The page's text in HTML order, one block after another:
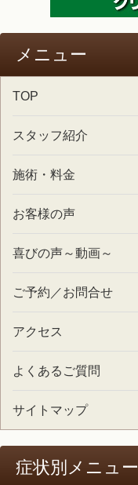
メニュー
TOP
スタッフ紹介
施術・料金
お客様の声
喜びの声～動画～
ご予約／お問合せ
アクセス
よくあるご質問
サイトマップ
症状別メニュー